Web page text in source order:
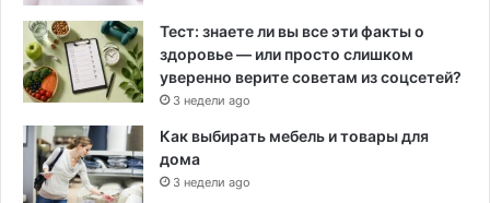
Тест: знаете ли вы все эти факты о
здоровье — или просто слишком
уверенно верите советам из соцсетей?
3 недели ago
Как выбирать мебель и товары для
дома
3 недели ago